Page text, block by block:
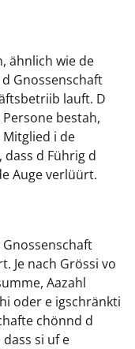
ähnlich wie de
Gnossenschaft
lauft. D
bestah,
i de
dass d Führig d
Auge verlüürt.
Je nach Grössi vo
Aazahl
oder e igschränkti
chönnd d
si uf e